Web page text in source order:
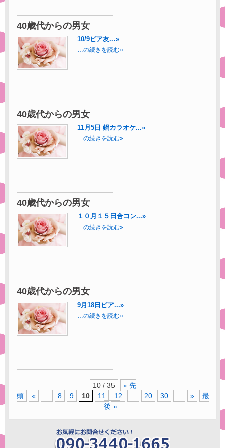
40歳代からの男女
10/9ビア友...»
…の続きを読む»
40歳代からの男女
11月5日 鍋カラオケ...»
…の続きを読む»
40歳代からの男女
１０月１５日合コン...»
…の続きを読む»
40歳代からの男女
9月18日ビア...»
…の続きを読む»
10 / 35
« 先
頭
« 8 9 10 11 12 20 30 »
最
後 »